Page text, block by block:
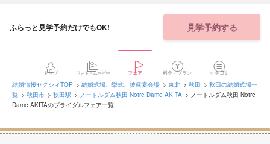
ふらっと見学予約だけでもOK! 見学予約する
トップ フォト・ムービー フェア 料金・プラン クチコミ
結婚情報ゼクシィTOP 結婚式場、挙式、披露宴会場 東北 秋田
秋田の結婚式場一
覧
秋田市 秋田駅 ノートルダム秋田 Notre Dame AKITA
ノートルダム秋田 Notre
Dame AKITAのブライダルフェア一覧